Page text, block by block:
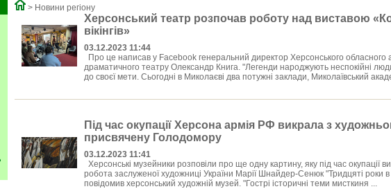
> Новини регіону
Херсонський театр розпочав роботу над виставою
вікінгів»
03.12.2023 11:44
Про це написав у Facebook генеральний директор Херсонського обласного
драматичного театру Олександр Книга. "Легенди народжують неспокійні
до своєї мети. Сьогодні в Миколаєві два потужні заклади, Миколаївський
Під час окупації Херсона армія РФ викрала з
присвячену Голодомору
03.12.2023 11:41
Херсонські музейники розповіли про ще одну картину, яку під час окупації
робота заслуженої художниці України Марії Шнайдер-Сенюк "Тридцяті роки
повідомив херсонський художній музей. "Гострі історичні теми мисткиня ...